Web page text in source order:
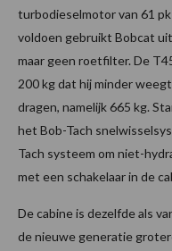
turbodieselmotor van 61
voldoen gebruikt Bobcat
maar geen roetfilter. De
200 kg dat hij minder
dragen, namelijk 665 kg.
het Bob-Tach
Tach systeem om niet-
met een schakelaar in de
De cabine is dezelfde als
de nieuwe generatie